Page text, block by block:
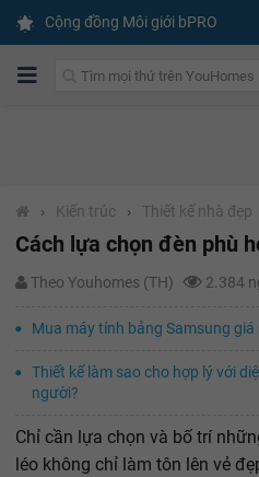
Cộng đồng Môi giới bPRO
› Kiến trúc › Thiết kế nhà đẹp
Cách lựa chọn đèn phù
Theo Youhomes (TH) 2.384
Mua máy tính bảng Samsung
Thiết kế làm sao cho hợp lý với
người?
Chỉ cần lựa chọn và bố trí
léo không chỉ làm tôn lên vẻ